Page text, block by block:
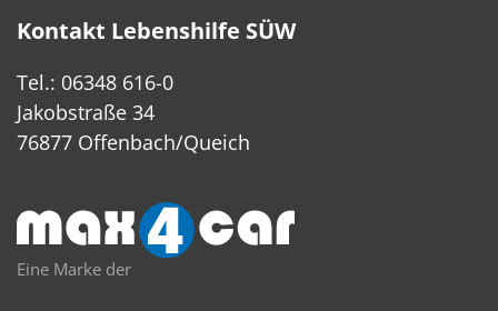
Kontakt Lebenshilfe SÜW
Tel.: 06348 616-0
Jakobstraße 34
76877 Offenbach/Queich
Eine Marke der